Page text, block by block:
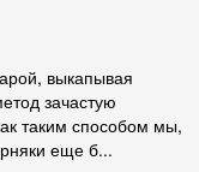
выкапывая
зачастую
таким способом мы,
еще б...